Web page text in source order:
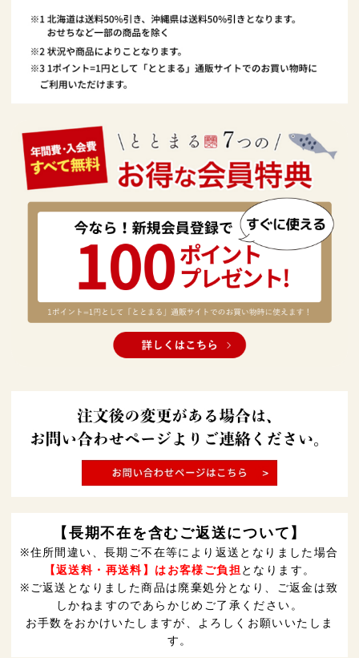
【長期不在を含むご返送について】
※住所間違い、長期ご不在等により返送となりました場合
【返送料・再送料】はお客様ご負担 となります。
※ご返送となりました商品は廃棄処分となり、ご返金は致
しかねますのであらかじめご了承ください。
お手数をおかけいたしますが、よろしくお願いいたしま
す。